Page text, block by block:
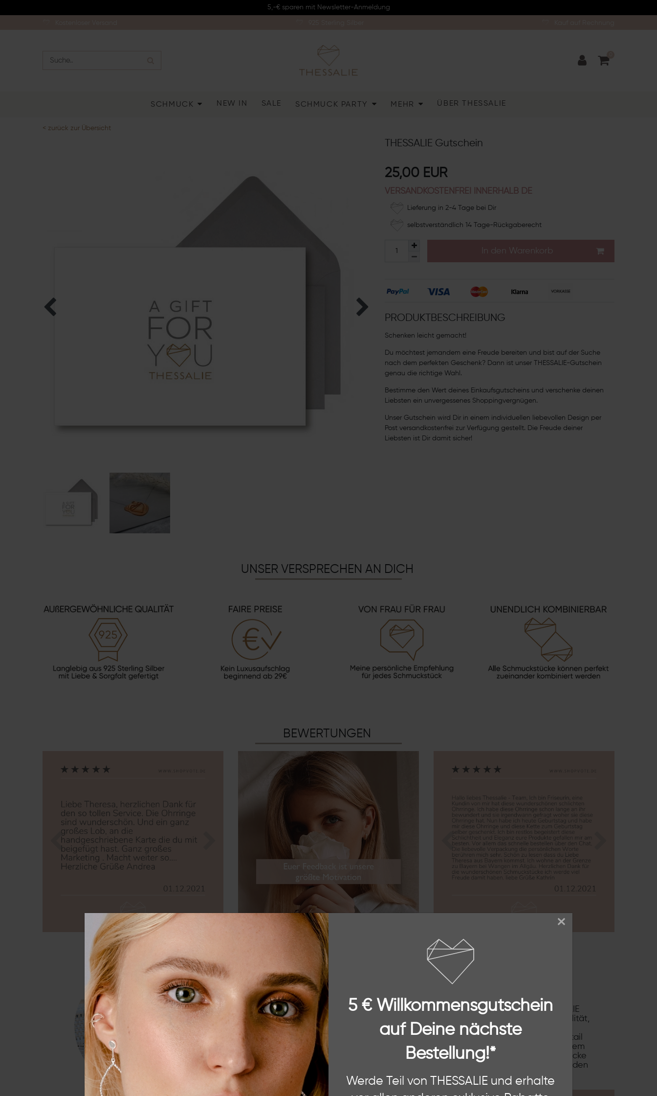
5,-€ sparen mit Newsletter-Anmeldung
SCHMUCK NEW IN SALE SCHMUCK PARTY MEHR ÜBER THESSALIE
< zurück zur Übersicht
THESSALIE Gutschein
25,00 EUR
VERSANDKOSTENFREI INNERHALB DE
Lieferung in 2-4 Tage bei Dir
selbstverständlich 14 Tage-Rückgaberecht
In den Warenkorb
PRODUKTBESCHREIBUNG
Schenken leicht gemacht!
Du möchtest jemandem eine Freude bereiten und bist auf der Suche
nach dem perfekten Geschenk? Dann ist unser THESSALIE-Gutschein
genau die richtige Wahl.
Bestimme den Wert deines Einkaufsgutscheins und verschenke deinen
Liebsten ein unvergessenes Shoppingvergnügen.
Unser Gutschein wird Dir in einem individuellen liebevollen Design per
Post versandkostenfrei zur Verfügung gestellt. Die Freude deiner
Liebsten ist Dir damit sicher!
UNSER VERSPRECHEN AN DICH
BEWERTUNGEN
Zurück Zurück
ÜBER THESSALIE
Mein Name ist Theresa und ich bin die Gründerin von THESSALIE. Ich habe THESSALIE
gegründet für Frauen wie dich und mich. Selbstbewusste Frauen, die Wert auf Qualität,
Langlebigkeit und Design legen. Unsere individuellen Designs der Ketten, Ohrringe,
Armbänder und Ringe aus 925 Sterling Silber werden von mir mit viel Liebe zum Detail
gestaltet. Mit unserem Faible für Trend und Inspirationen, möchten wir Dir mit unserem
Label THESSALIE ein ganz besonderes Schmuckerlebnis bieten. Unsere Schmuckstücke
sind von zeitloser Schönheit, die alle miteinander kombinierbar sind und die Dich jeden
Tag bereichern.
Erfahre hier mehr über uns!
Wir nutzen Cookies auf unserer Website. Einige von diesen sind essenziell, während andere uns helfen, diese Website und Ihre
Erfahrung zu verbessern. Weitere Informationen zu den von uns verwendeten Cookies und Deinen Rechten als Nutzer findest Du in
und unserem
5 € Willkommensgutschein
auf Deine nächste
Bestellung!*
Werde Teil von THESSALIE und erhalte
×